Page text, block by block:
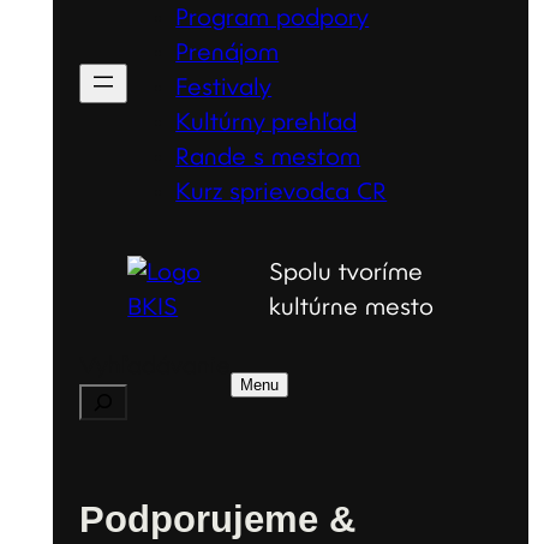
Program podpory
Prenájom
Festivaly
Kultúrny prehľad
Rande s mestom
Kurz sprievodca CR
Spolu tvoríme
kultúrne mesto
Menu
Podporujeme &